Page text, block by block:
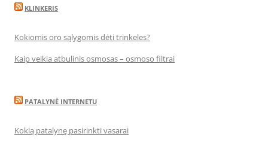
KLINKERIS
Kokiomis oro sąlygomis dėti trinkeles?
Kaip veikia atbulinis osmosas – osmoso filtrai
PATALYNĖ INTERNETU
Kokią patalynę pasirinkti vasarai